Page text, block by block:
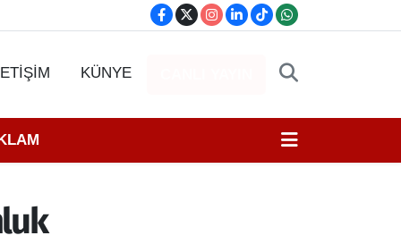
KÜNYE